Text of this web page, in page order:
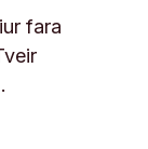
fara